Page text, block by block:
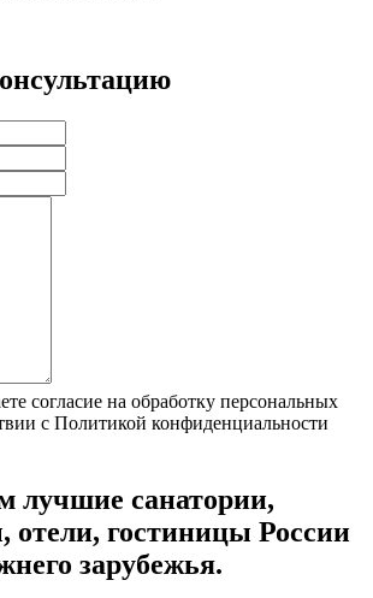
согласие на обработку персональных
с Политикой конфиденциальности
лучшие санатории,
отели, гостиницы России
зарубежья.